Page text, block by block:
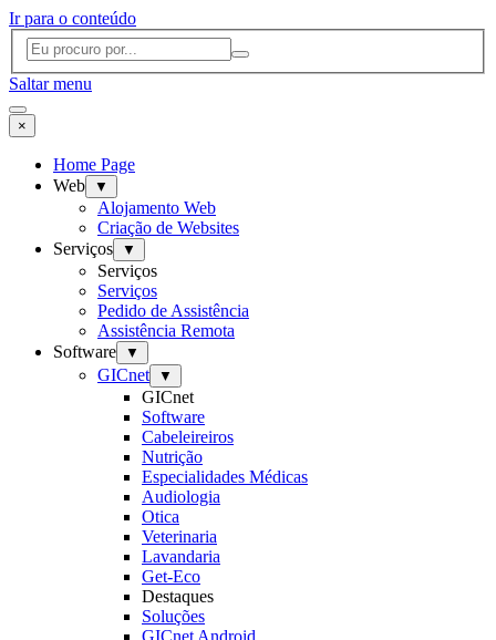
Ir para o conteúdo
Saltar menu
×
Home Page
Web
▼
Alojamento Web
Criação de Websites
Serviços
▼
Serviços
Serviços
Pedido de Assistência
Assistência Remota
Software
▼
GICnet ▼
GICnet
Software
Cabeleireiros
Nutrição
Especialidades Médicas
Audiologia
Otica
Veterinaria
Lavandaria
Get-Eco
Destaques
Soluções
GICnet Android